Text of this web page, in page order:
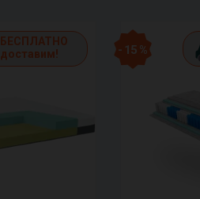
БЕСПЛАТНО
доставим!
- 15 %